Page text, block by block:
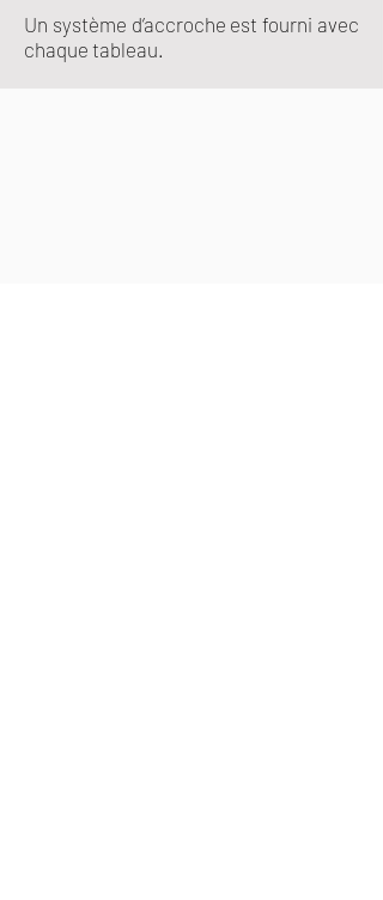
Un système d’accroche est fourni avec
chaque tableau.